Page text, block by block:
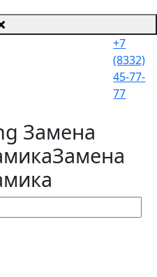
+7
(8332)
45-77-
77
Замена
Замена